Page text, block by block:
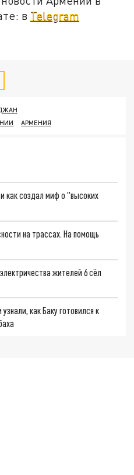
в Telegram
АРМЕНИЯ
как создал миф о "высоких
на трассах. На помощь
жителей 6 сёл
как Баку готовился к